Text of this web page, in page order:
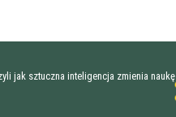
jak sztuczna inteligencja zmienia naukę